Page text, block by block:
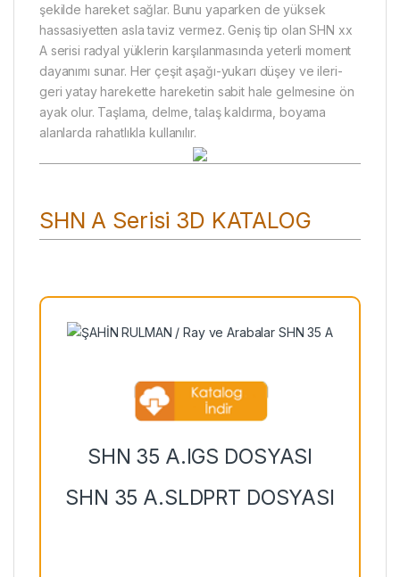
şekilde hareket sağlar. Bunu yaparken de yüksek
hassasiyetten asla taviz vermez. Geniş tip olan SHN xx
A serisi radyal yüklerin karşılanmasında yeterli moment
dayanımı sunar. Her çeşit aşağı-yukarı düşey ve ileri-
geri yatay harekette hareketin sabit hale gelmesine ön
ayak olur. Taşlama, delme, talaş kaldırma, boyama
alanlarda rahatlıkla kullanılır.
SHN A Serisi 3D KATALOG
SHN 35 A.IGS DOSYASI
SHN 35 A.SLDPRT DOSYASI